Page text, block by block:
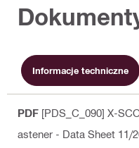
Informacje techniczne
PDF [PDS_C_090] X-
astener - Data Sheet 11/